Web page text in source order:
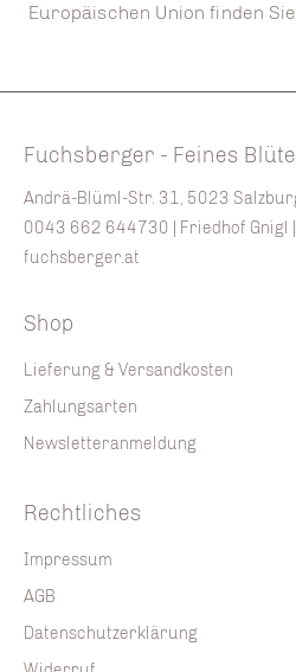
Europäischen Union finden Sie
Fuchsberger - Feines
Andrä-Blüml-Str. 31, 5023
0043 662 644730 | Friedhof Gnigl |
fuchsberger.at
Shop
Lieferung & Versandkosten
Zahlungsarten
Newsletteranmeldung
Rechtliches
Impressum
AGB
Datenschutzerklärung